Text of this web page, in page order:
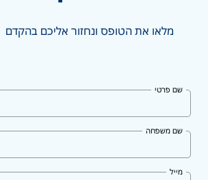
מלאו את הטופס ונחזור אליכם בהקדם
שם פרטי
שם משפחה
מייל